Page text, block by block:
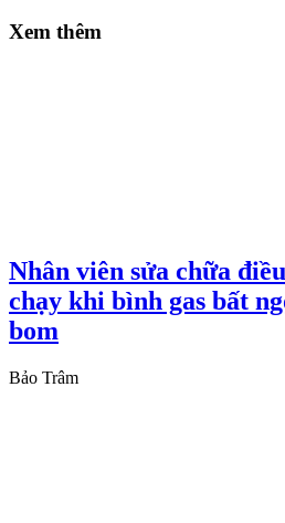
Xem thêm
Nhân viên sửa chữa
chạy khi bình gas bất
bom
Bảo Trâm